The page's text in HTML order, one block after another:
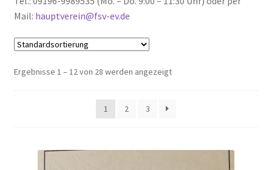
Kasse
Mein Konto
Versandarten
Mail: hauptverein@fsv-ev.de
Ergebnisse 1 – 12 von 28 werden angezeigt
1 2 3